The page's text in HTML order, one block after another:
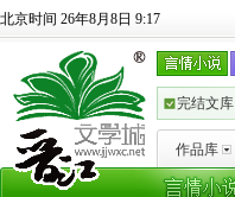
北京时间 26年8月8日 9:17
完结文库
作品库